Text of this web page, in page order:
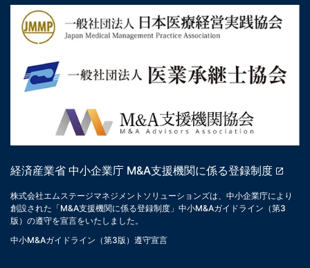
経済産業省 中小企業庁 M&A支援機関に係る登録制度
株式会社エムステージマネジメントソリューションズは、中小企業庁により
創設された「M&A支援機関に係る登録制度」中小M&Aガイドライン（第3
版）の遵守を宣言をいたしました。
中小M&Aガイドライン（第3版）遵守宣言